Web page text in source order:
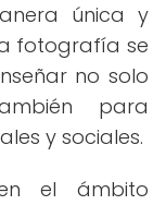
única y
fotografía se
no solo
para
y sociales.
el ámbito